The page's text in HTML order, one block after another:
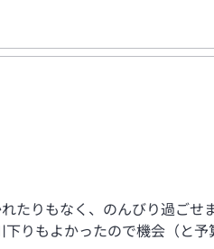
たりもなく、のんびり過ご
りもよかったので機会（と予